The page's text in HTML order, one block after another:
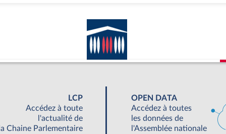
LCP
Accédez à toute
l'actualité de
la Chaine Parlementaire
OPEN DATA
Accédez à toutes
les données de
l'Assemblée nationale